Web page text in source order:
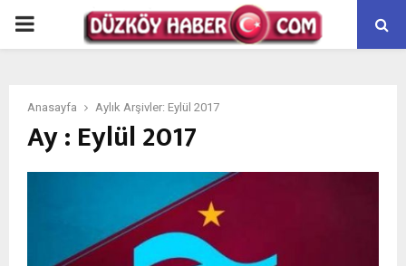
PRIMARY
Anasayfa Aylık Arşivler: Eylül 2017
Ay : Eylül 2017